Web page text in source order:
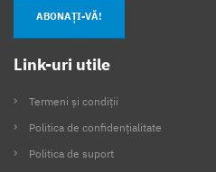
ABONAȚI-VĂ!
Link-uri utile
Termeni și condiții
Politica de confidențialitate
Politica de suport